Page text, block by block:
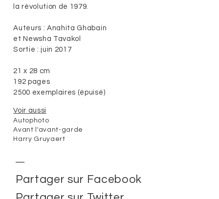
la révolution de 1979.
Auteurs : Anahita Ghabain
et Newsha Tavakol
Sortie : juin 2017
21 x 28 cm
192 pages
2500 exemplaires (épuisé)
Voir aussi
Autophoto
Avant l'avant-garde
Harry Gruyaert
Partager sur Facebook